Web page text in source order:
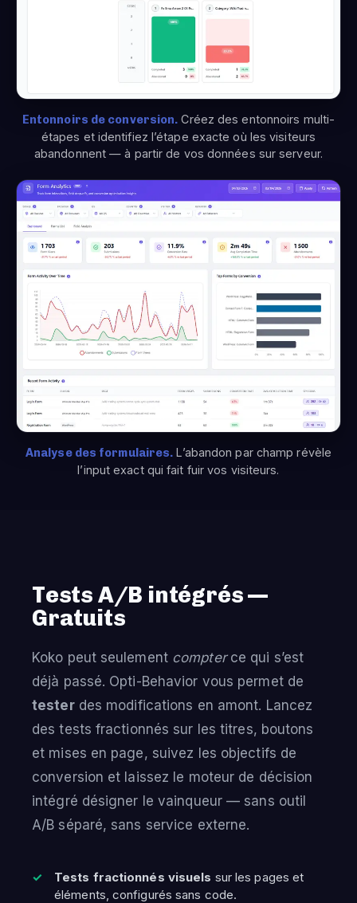
Entonnoirs de conversion. Créez des entonnoirs multi-
étapes et identifiez l’étape exacte où les visiteurs
abandonnent — à partir de vos données sur serveur.
Analyse des formulaires. L’abandon par champ révèle
l’input exact qui fait fuir vos visiteurs.
Tests A/B intégrés —
Gratuits
Koko peut seulement compterce qui s’est
déjà passé. Opti-Behavior vous permet de
testerdes modifications en amont. Lancez
des tests fractionnés sur les titres, boutons
et mises en page, suivez les objectifs de
conversion et laissez le moteur de décision
intégré désigner le vainqueur — sans outil
A/B séparé, sans service externe.
Tests fractionnés visuels sur les pages et
éléments, configurés sans code.